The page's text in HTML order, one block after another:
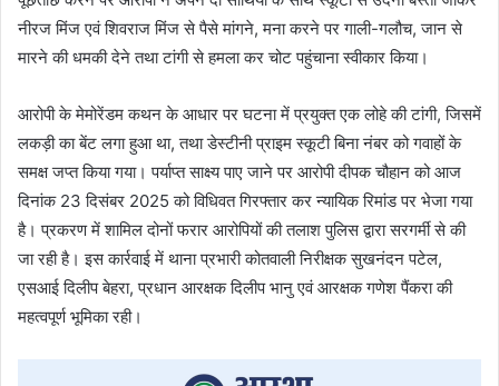
नीरज मिंज एवं शिवराज मिंज से पैसे मांगने, मना करने पर गाली-गलौच, जान से
मारने की धमकी देने तथा टांगी से हमला कर चोट पहुंचाना स्वीकार किया।
आरोपी के मेमोरेंडम कथन के आधार पर घटना में प्रयुक्त एक लोहे की टांगी, जिसमें
लकड़ी का बेंट लगा हुआ था, तथा डेस्टीनी प्राइम स्कूटी बिना नंबर को गवाहों के
समक्ष जप्त किया गया। पर्याप्त साक्ष्य पाए जाने पर आरोपी दीपक चौहान को आज
दिनांक 23 दिसंबर 2025 को विधिवत गिरफ्तार कर न्यायिक रिमांड पर भेजा गया
है। प्रकरण में शामिल दोनों फरार आरोपियों की तलाश पुलिस द्वारा सरगर्मी से की
जा रही है। इस कार्रवाई में थाना प्रभारी कोतवाली निरीक्षक सुखनंदन पटेल,
एसआई दिलीप बेहरा, प्रधान आरक्षक दिलीप भानु एवं आरक्षक गणेश पैंकरा की
महत्वपूर्ण भूमिका रही।